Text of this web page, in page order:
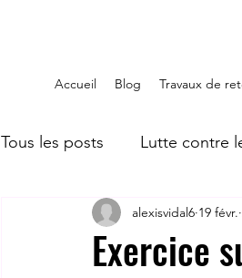
Accueil Blog Travaux de
Tous les posts Lutte contre
Pédagogique
Exercice
alexisvidal6 19 févr.